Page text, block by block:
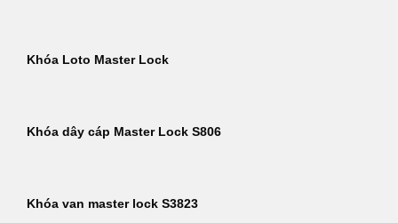
Khóa Loto Master Lock
Khóa dây cáp Master Lock S806
Khóa van master lock S3823